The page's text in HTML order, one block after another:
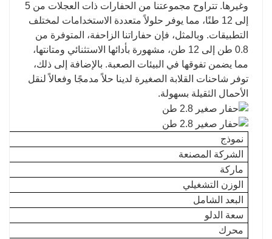
وغيرها. تتراوح مجموعتنا من الحفارات ذات العجلات من 5
إلى 12 طنًا، مما يوفر حلولاً متعددة الاستخدامات لمختلف
التطبيقات. وبالمثل، فإن حفاراتنا الزاحفة، المتوفرة من
0.8 طن إلى 12 طن، مشهورة بأدائها الاستثنائي ومتانتها،
مما يضمن تفوقها في البيئات الصعبة. بالإضافة إلى ذلك،
توفر شاحنات القلابة الصغيرة لدينا حلاً مدمجًا وفعالاً لنقل
الأحمال الثقيلة بسهولة.
نموذج
الشركة المصنعة
ماركة
الوزن التشغيلي
البعد الشامل
سعة الدلو
محرك